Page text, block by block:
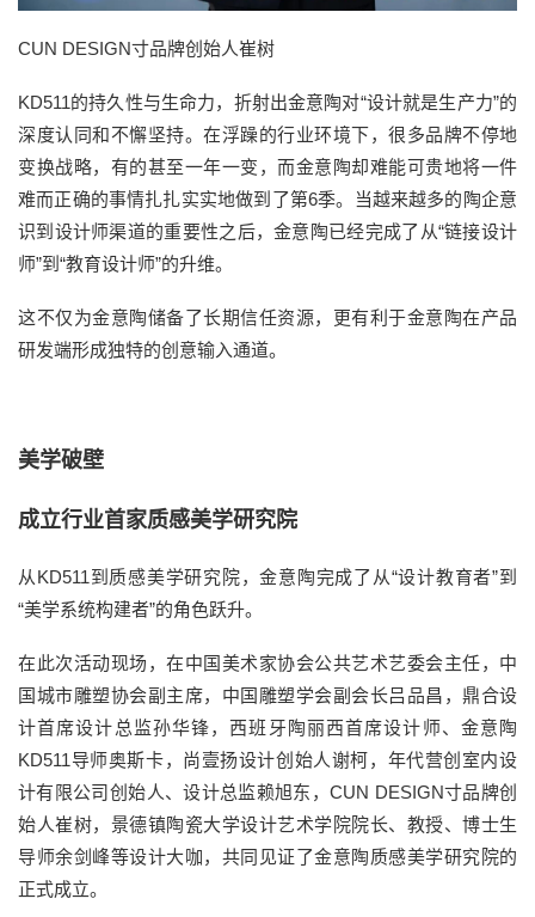
CUN DESIGN寸品牌创始人崔树
KD511的持久 性与生命力，折射出金意陶对“设计就是生产力”的
深度认同和不懈坚持。 在浮躁的行业环境下， 很多品牌不停地
变换战略， 有的甚至一年一变， 而金意陶却难能可贵地将一件
难而正确的事情扎扎实实地做到了第6季。当越来越多的陶企意
识到设计师渠道的重要性之后，金意陶已经完成了从“链接设计
师”到“教育设计师”的升维。
这不仅为金意陶储备了长期信任资源，更有利于金意陶在产品
研发端形成独特的创意输入通道。
美学破壁
成立行业首家质感美学研究院
从 KD511到质感美学研究院，金意陶完成了从“设计教育者”到
“美学系统构建者”的角色跃升。
在此次活动现场，在中国美术家协会公共艺术艺委会主任，中
国城市雕塑协会副主席，中国雕塑学会副会长吕品昌，鼎合设
计首席设计总监孙华锋，西班牙陶丽西首席设计师、金意陶
KD511导师奥斯卡， 尚壹扬设计创始人谢柯，年代营创室内设
计有限公司创始人、设计总监赖旭东，CUN DESIGN寸品牌创
始人崔树，景德镇陶瓷大学设计艺术学院院长、教授、博士生
导师余剑峰等设计大咖，共同见证了金意陶质感美学研究院的
正式成立。